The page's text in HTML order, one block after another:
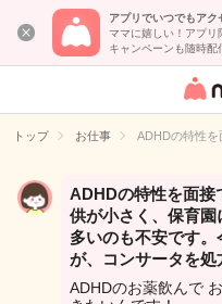
アプリでいつでもアク
ママに嬉しい！アプリ
キャンペーンも随時配
女性
イト
トップ お仕事 ADHDの特性
ADHDの特性を面接
供が小さく、保育
多いのも不安です
が、コンサータを処
ADHDのお薬飲んで